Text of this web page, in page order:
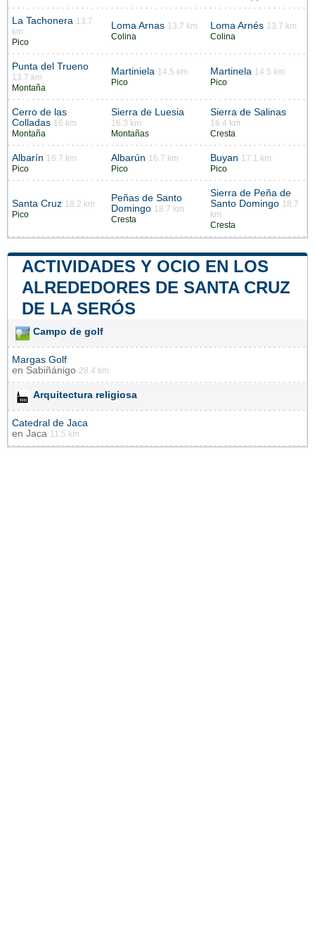
La Tachonera 13.7
km
Pico
Loma Arnas 13.7 km
Colina
Loma Arnés 13.7 km
Colina
Punta del Trueno
13.7 km
Montaña
Martiniela 14.5 km
Pico
Martinela 14.5 km
Pico
Cerro de las
Colladas 16 km
Montaña
Sierra de Luesia
16.3 km
Montañas
Sierra de Salinas
16.4 km
Cresta
Albarín 16.7 km
Pico
Albarún 16.7 km
Pico
Buyan 17.1 km
Pico
Santa Cruz 18.2 km
Pico
Peñas de Santo
Domingo 18.7 km
Cresta
Sierra de Peña de
Santo Domingo 18.7
km
Cresta
ACTIVIDADES Y OCIO EN LOS
ALREDEDORES DE SANTA CRUZ
DE LA SERÓS
Campo de golf
Margas Golf
en Sabiñánigo 28.4 km
Arquitectura religiosa
Catedral de Jaca
en Jaca 11.5 km